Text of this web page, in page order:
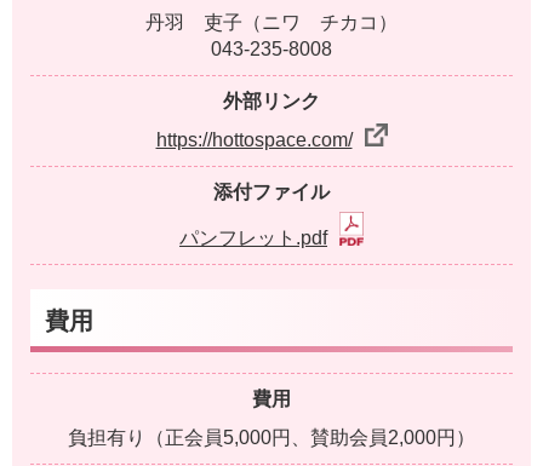
丹羽 吏子（ニワ チカコ）
043-235-8008
外部リンク
https://hottospace.com/
添付ファイル
パンフレット.pdf
費用
費用
負担有り（正会員5,000円、賛助会員2,000円）